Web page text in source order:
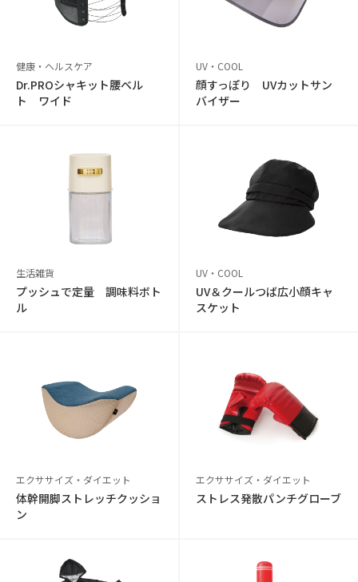
健康・ヘルスケア
Dr.PROシャキット腰ベル
ト ワイド
UV・COOL
顔すっぽり UVカットサン
バイザー
生活雑貨
プッシュで定量 調味料ボト
ル
UV・COOL
UV＆クールつば広小顔キャ
スケット
エクササイズ・ダイエット
体幹開脚ストレッチクッショ
ン
エクササイズ・ダイエット
ストレス発散パンチグローブ